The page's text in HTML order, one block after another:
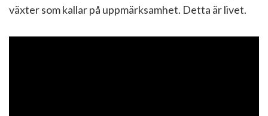
växter som kallar på uppmärksamhet. Detta är livet.